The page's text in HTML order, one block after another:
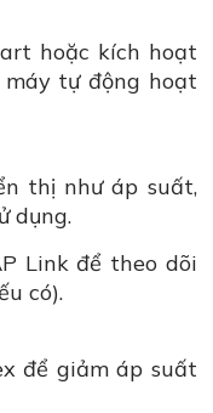
hoặc kích hoạt
tự động hoạt
thị như áp suất,
dụng.
Link để theo dõi
có).
để giảm áp suất